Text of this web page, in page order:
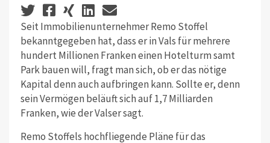
Seit Immobilienunternehmer Remo Stoffel
bekanntgegeben hat, dass er in Vals für mehrere
hundert Millionen Franken einen Hotelturm samt
Park bauen will, fragt man sich, ob er das nötige
Kapital denn auch aufbringen kann. Sollte er, denn
sein Vermögen beläuft sich auf 1,7 Milliarden
Franken, wie der Valser sagt.
Remo Stoffels hochfliegende Pläne für das